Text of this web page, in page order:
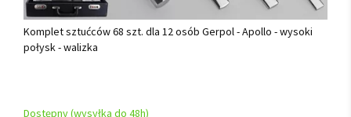
Komplet sztućców 68 szt. dla 12 osób Gerpol - Apollo - wysoki
połysk - walizka
Dostępny (wysyłka do 48h)